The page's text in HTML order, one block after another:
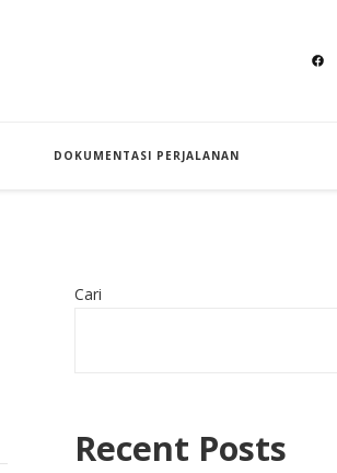
DOKUMENTASI PERJALANAN
Cari
Recent Posts